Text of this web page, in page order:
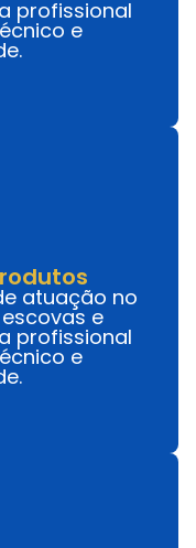
profissional
e
atuação no
e
profissional
e